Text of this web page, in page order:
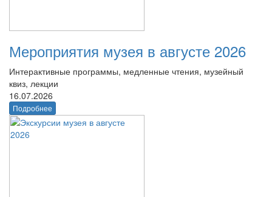
Мероприятия музея в августе 2026
Интерактивные программы, медленные чтения, музейный
квиз, лекции
16.07.2026
Подробнее